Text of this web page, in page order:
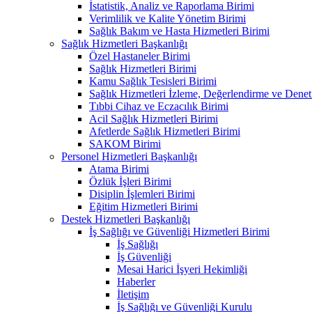
İstatistik, Analiz ve Raporlama Birimi
Verimlilik ve Kalite Yönetim Birimi
Sağlık Bakım ve Hasta Hizmetleri Birimi
Sağlık Hizmetleri Başkanlığı
Özel Hastaneler Birimi
Sağlık Hizmetleri Birimi
Kamu Sağlık Tesisleri Birimi
Sağlık Hizmetleri İzleme, Değerlendirme ve
Tıbbi Cihaz ve Eczacılık Birimi
Acil Sağlık Hizmetleri Birimi
Afetlerde Sağlık Hizmetleri Birimi
SAKOM Birimi
Personel Hizmetleri Başkanlığı
Atama Birimi
Özlük İşleri Birimi
Disiplin İşlemleri Birimi
Eğitim Hizmetleri Birimi
Destek Hizmetleri Başkanlığı
İş Sağlığı ve Güvenliği Hizmetleri Birimi
İş Sağlığı
İş Güvenliği
Mesai Harici İşyeri Hekimliği
Haberler
İletişim
İş Sağlığı ve Güvenliği Kurulu